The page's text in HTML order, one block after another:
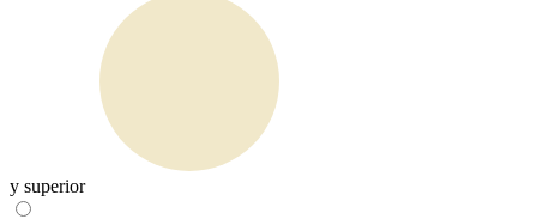
y superior